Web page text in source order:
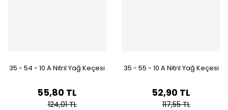
35 - 54 - 10 A Nitril Yağ Keçesi
55,80 TL
124,01 TL
35 - 55 - 10 A Nitril Yağ Keçesi
52,90 TL
117,55 TL